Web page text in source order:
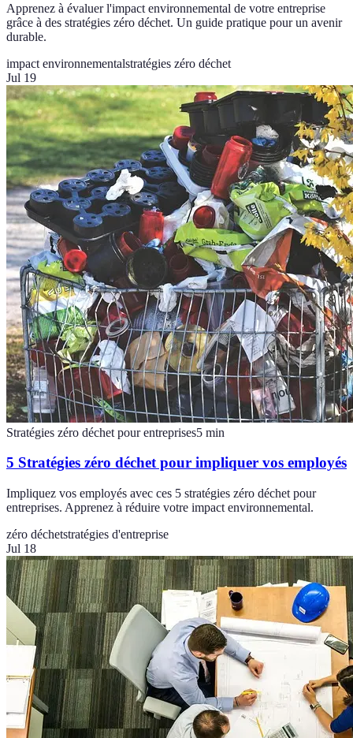
Apprenez à évaluer l'impact environnemental de votre entreprise
grâce à des stratégies zéro déchet. Un guide pratique pour un avenir
durable.
impact environnementalstratégies zéro déchet
Jul 19
Stratégies zéro déchet pour entreprises5 min
5 Stratégies zéro déchet pour impliquer vos employés
Impliquez vos employés avec ces 5 stratégies zéro déchet pour
entreprises. Apprenez à réduire votre impact environnemental.
zéro déchetstratégies d'entreprise
Jul 18